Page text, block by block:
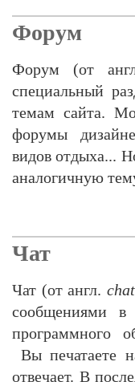
Форум
Форум (от
специальный
темам сайта.
форумы
видов отдыха...
аналогичную
Чат
Чат (от англ. chat
сообщениями в
программного
Вы печатаете
отвечает. В